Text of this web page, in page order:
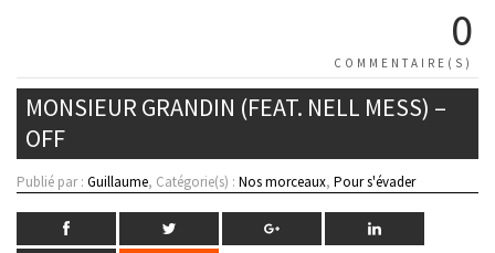
0
COMMENTAIRE(S)
MONSIEUR GRANDIN (FEAT. NELL MESS) –
OFF
Publié par : Guillaume, Catégorie(s) : Nos morceaux, Pour s'évader